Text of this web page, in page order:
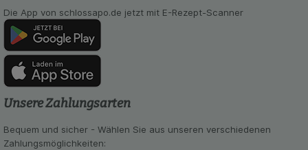
Statistik & Tracking:Hierüber lassen sich
Informationen über die Art und Weise der Nutzung
unserer Website sammeln, mit deren Hilfe wir
unsere Website weiter für Sie optimieren können,
den Inhalt auf unserer Website aber auch die
Werbung auf Drittseiten möglichst relevant für Sie
zu gestalten. Bitte beachten Sie, dass Daten
soziale Medien übertragen werden.
Die App von schlossapo.de jetzt mit E-Rezept-Scanner
Unsere Zahlungsarten
Bequem und sicher - Wählen Sie aus unseren verschiedenen
Zahlungsmöglichkeiten: